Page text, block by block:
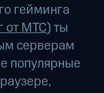
гейминга
от МТС) ты
серверам
популярные